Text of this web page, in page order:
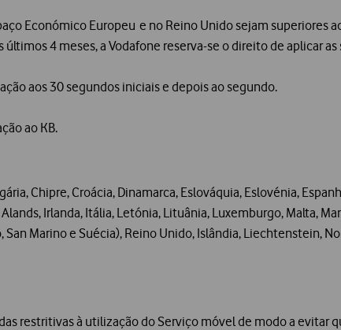
Económico Europeu e no Reino Unido sejam superiores
últimos 4 meses, a Vodafone reserva-se o direito de aplicar
aos 30 segundos iniciais e depois ao segundo.
ao KB.
Chipre, Croácia, Dinamarca, Eslováquia, Eslovénia,
Irlanda, Itália, Letónia, Lituânia, Luxemburgo, Malta,
Marino e Suécia), Reino Unido, Islândia, Liechtenstein,
restritivas à utilização do Serviço móvel de modo a evitar